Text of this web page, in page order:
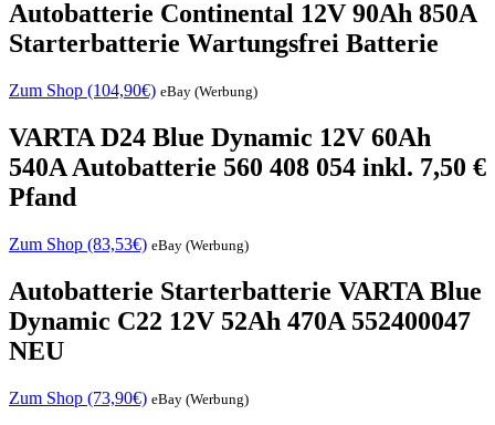
Autobatterie Continental 12V 90Ah 850A
Starterbatterie Wartungsfrei Batterie
Zum Shop (104,90€) eBay (Werbung)
VARTA D24 Blue Dynamic 12V 60Ah
540A Autobatterie 560 408 054 inkl. 7,50 €
Pfand
Zum Shop (83,53€) eBay (Werbung)
Autobatterie Starterbatterie VARTA Blue
Dynamic C22 12V 52Ah 470A 552400047
NEU
Zum Shop (73,90€) eBay (Werbung)